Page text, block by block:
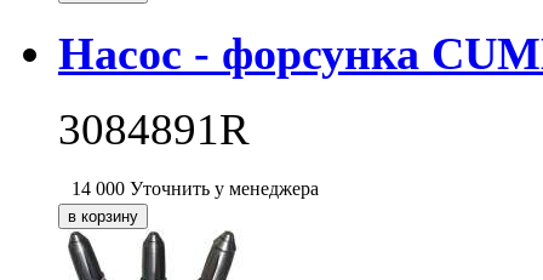
Насос - форсунка
3084891R
14 000 Уточнить у менеджера